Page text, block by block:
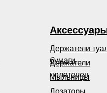
Держатели
бумаги
Держатели
полотенец
Мыльницы